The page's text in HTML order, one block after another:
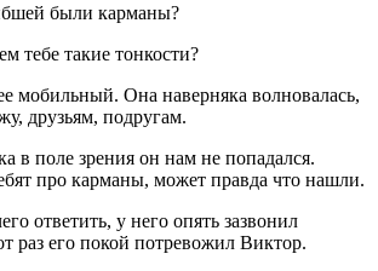
были карманы?
тебе такие тонкости?
мобильный. Она наверняка волновалась,
друзьям, подругам.
в поле зрения он нам не попадался.
про карманы, может правда что нашли.
ответить, у него опять зазвонил
раз его покой потревожил Виктор.